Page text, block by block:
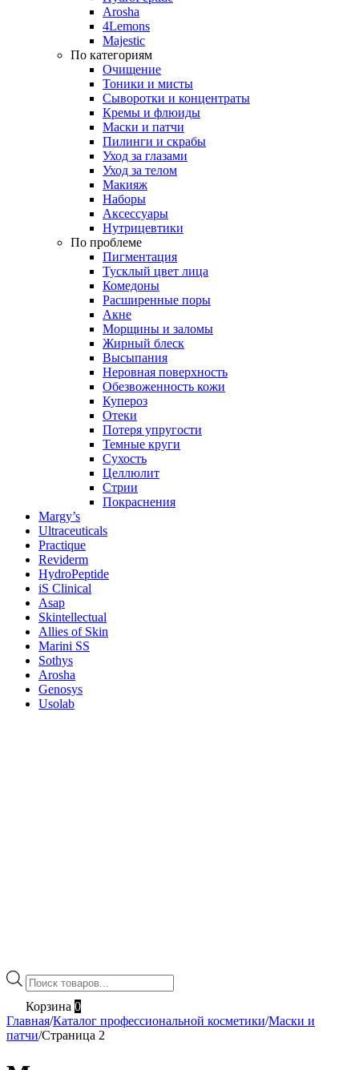
Arosha
4Lemons
Majestic
По категориям
Очищение
Тоники и мисты
Сыворотки и концентраты
Кремы и флюиды
Маски и патчи
Пилинги и скрабы
Уход за глазами
Уход за телом
Макияж
Наборы
Аксессуары
Нутрицевтики
По проблеме
Пигментация
Тусклый цвет лица
Комедоны
Расширенные поры
Акне
Морщины и заломы
Жирный блеск
Высыпания
Неровная поверхность
Обезвоженность кожи
Купероз
Отеки
Потеря упругости
Темные круги
Сухость
Целлюлит
Стрии
Покраснения
Margy’s
Ultraceuticals
Practique
Reviderm
HydroPeptide
iS Clinical
Asap
Skintellectual
Allies of Skin
Marini SS
Sothys
Arosha
Genosys
Usolab
Поиск
товаров
Корзина 0
Главная/Каталог профессиональной косметики/Маски и
патчи/Страница 2